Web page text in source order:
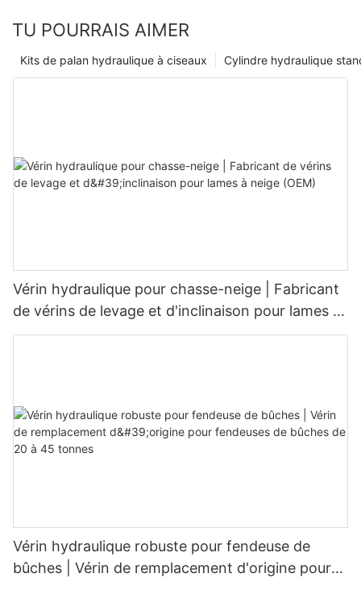
TU POURRAIS AIMER
Cylindre hydraulique
Kits de palan hydraulique à ciseaux
Vérin hydraulique pour chasse-neige | Fabricant
de vérins de levage et d'inclinaison pour lames à
neige (OEM)
Vérin hydraulique robuste pour fendeuse de
bûches | Vérin de remplacement d'origine pour